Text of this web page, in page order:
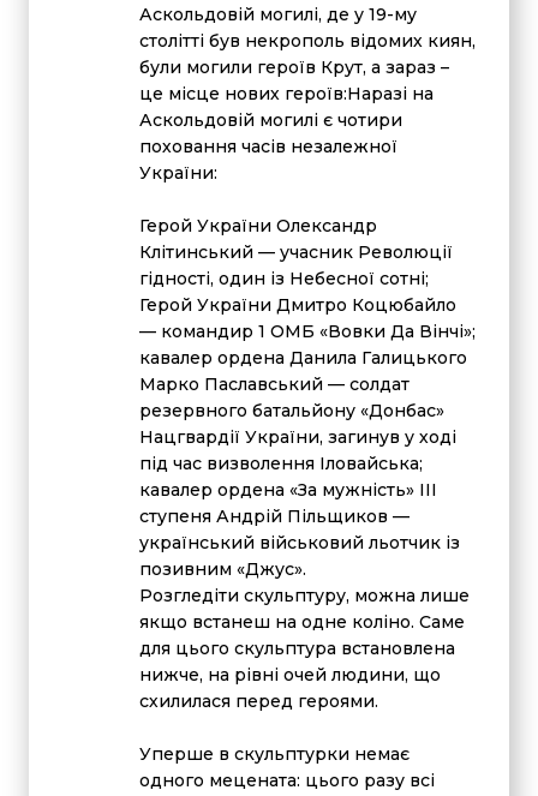
Аскольдовій могилі, де у 19-му
столітті був некрополь відомих киян,
були могили героїв Крут, а зараз –
це місце нових героїв:Наразі на
Аскольдовій могилі є чотири
поховання часів незалежної
України:
Герой України Олександр
Клітинський — учасник Революції
гідності, один із Небесної сотні;
Герой України Дмитро Коцюбайло
— командир 1 ОМБ «Вовки Да Вінчі»;
кавалер ордена Данила Галицького
Марко Паславський — солдат
резервного батальйону «Донбас»
Нацгвардії України, загинув у ході
під час визволення Іловайська;
кавалер ордена «За мужність» III
ступеня Андрій Пільщиков —
український військовий льотчик із
позивним «Джус».
Розгледіти скульптуру, можна лише
якщо встанеш на одне коліно. Саме
для цього скульптура встановлена
нижче, на рівні очей людини, що
схилилася перед героями.
Уперше в скульптурки немає
одного мецената: цього разу всі